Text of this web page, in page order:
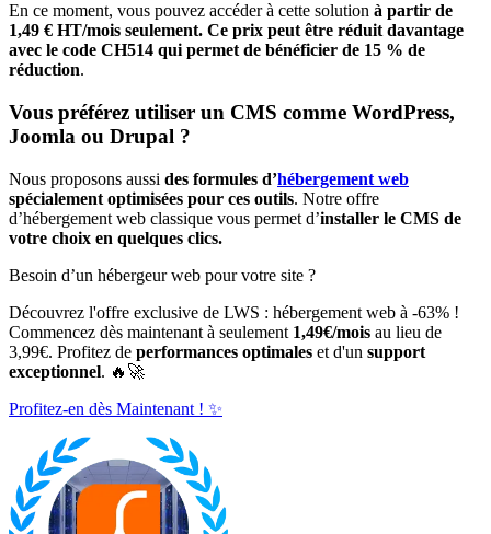
En ce moment, vous pouvez accéder à cette solution à partir de
1,49 € HT/mois seulement. Ce prix peut être réduit davantage
avec le code CH514 qui permet de bénéficier de 15 % de
réduction.
Vous préférez utiliser un CMS comme WordPress,
Joomla ou Drupal ?
Nous proposons aussi des formules d’hébergement web
spécialement optimisées pour ces outils. Notre offre
d’hébergement web classique vous permet d’installer le CMS de
votre choix en quelques clics.
Besoin d’un hébergeur web pour votre site ?
Découvrez l'offre exclusive de LWS : hébergement web à -63% !
Commencez dès maintenant à seulement 1,49€/mois au lieu de
3,99€. Profitez de performances optimales et d'un support
exceptionnel. 🔥🚀
Profitez-en dès Maintenant ! ✨